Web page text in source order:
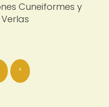
Cuneiformes y
»